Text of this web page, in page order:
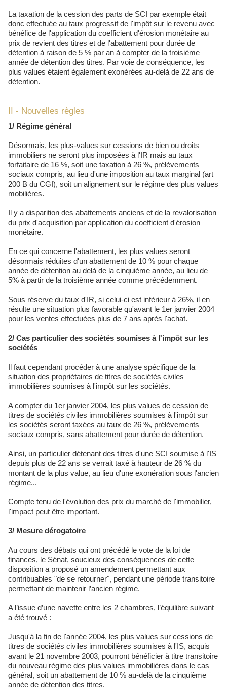
La taxation de la cession des parts de SCI par exemple était
donc effectuée au taux progressif de l'impôt sur le revenu avec
bénéfice de l'application du coefficient d'érosion monétaire au
prix de revient des titres et de l'abattement pour durée de
détention à raison de 5 % par an à compter de la troisième
année de détention des titres. Par voie de conséquence, les
plus values étaient également exonérées au-delà de 22 ans de
détention.
II - Nouvelles règles
1/ Régime général
Désormais, les plus-values sur cessions de bien ou droits
immobiliers ne seront plus imposées à l'IR mais au taux
forfaitaire de 16 %, soit une taxation à 26 %, prélèvements
sociaux compris, au lieu d'une imposition au taux marginal (art
200 B du CGI), soit un alignement sur le régime des plus values
mobilières.
Il y a disparition des abattements anciens et de la revalorisation
du prix d'acquisition par application du coefficient d'érosion
monétaire.
En ce qui concerne l'abattement, les plus values seront
désormais réduites d'un abattement de 10 % pour chaque
année de détention au delà de la cinquième année, au lieu de
5% à partir de la troisième année comme précédemment.
Sous réserve du taux d'IR, si celui-ci est inférieur à 26%, il en
résulte une situation plus favorable qu'avant le 1er janvier 2004
pour les ventes effectuées plus de 7 ans après l'achat.
2/ Cas particulier des sociétés soumises à l'impôt sur les
sociétés
Il faut cependant procéder à une analyse spécifique de la
situation des propriétaires de titres de sociétés civiles
immobilières soumises à l'impôt sur les sociétés.
A compter du 1er janvier 2004, les plus values de cession de
titres de sociétés civiles immobilières soumises à l'impôt sur
les sociétés seront taxées au taux de 26 %, prélèvements
sociaux compris, sans abattement pour durée de détention.
Ainsi, un particulier détenant des titres d'une SCI soumise à l'IS
depuis plus de 22 ans se verrait taxé à hauteur de 26 % du
montant de la plus value, au lieu d'une exonération sous l'ancien
régime...
Compte tenu de l'évolution des prix du marché de l'immobilier,
l'impact peut être important.
3/ Mesure dérogatoire
Au cours des débats qui ont précédé le vote de la loi de
finances, le Sénat, soucieux des conséquences de cette
disposition a proposé un amendement permettant aux
contribuables "de se retourner", pendant une période transitoire
permettant de maintenir l’ancien régime.
A l’issue d’une navette entre les 2 chambres, l’équilibre suivant
a été trouvé :
Jusqu'à la fin de l'année 2004, les plus values sur cessions de
titres de sociétés civiles immobilières soumises à l'IS, acquis
avant le 21 novembre 2003, pourront bénéficier à titre transitoire
du nouveau régime des plus values immobilières dans le cas
général, soit un abattement de 10 % au-delà de la cinquième
année de détention des titres.